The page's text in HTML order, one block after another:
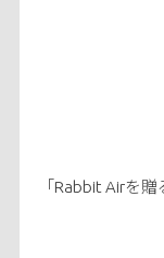
「Rabbit Airを